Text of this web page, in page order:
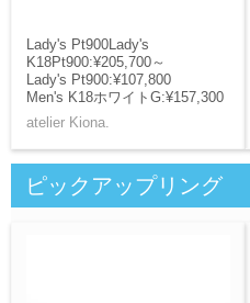
Lady's Pt900Lady's
K18Pt900:¥205,700～
Lady's Pt900:¥107,800
Men's K18ホワイトG:¥157,300
atelier Kiona.
ピックアップリング